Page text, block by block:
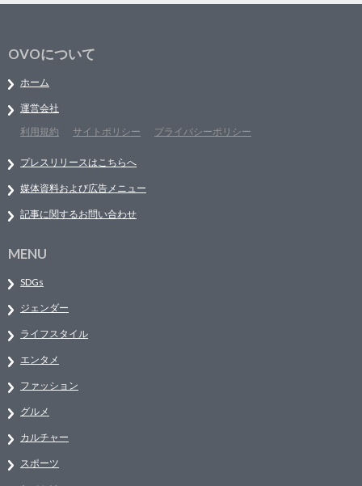
OVOについて
ホーム
運営会社
利用規約
サイトポリシー プライバシーポリシー
プレスリリースはこちらへ
媒体資料および広告メニュー
記事に関するお問い合わせ
MENU
SDGs
ジェンダー
ライフスタイル
エンタメ
ファッション
グルメ
カルチャー
スポーツ